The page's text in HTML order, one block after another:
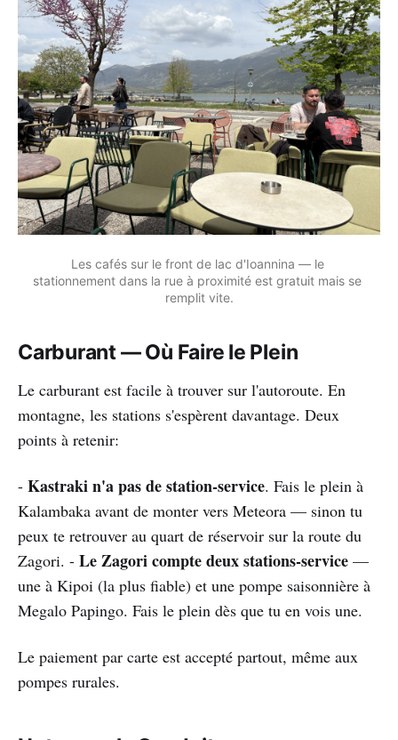
Les cafés sur le front de lac d'Ioannina — le
stationnement dans la rue à proximité est gratuit mais se
remplit vite.
Carburant — Où Faire le Plein
Le carburant est facile à trouver sur l'autoroute. En
montagne, les stations s'espèrent davantage. Deux
points à retenir:
- Kastraki n'a pas de station-service. Fais le plein à
Kalambaka avant de monter vers Meteora — sinon tu
peux te retrouver au quart de réservoir sur la route du
Zagori. - Le Zagori compte deux stations-service —
une à Kipoi (la plus fiable) et une pompe saisonnière à
Megalo Papingo. Fais le plein dès que tu en vois une.
Le paiement par carte est accepté partout, même aux
pompes rurales.